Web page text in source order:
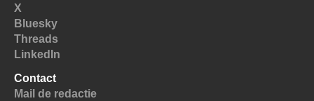
X
Bluesky
Threads
LinkedIn
Contact
Mail de redactie